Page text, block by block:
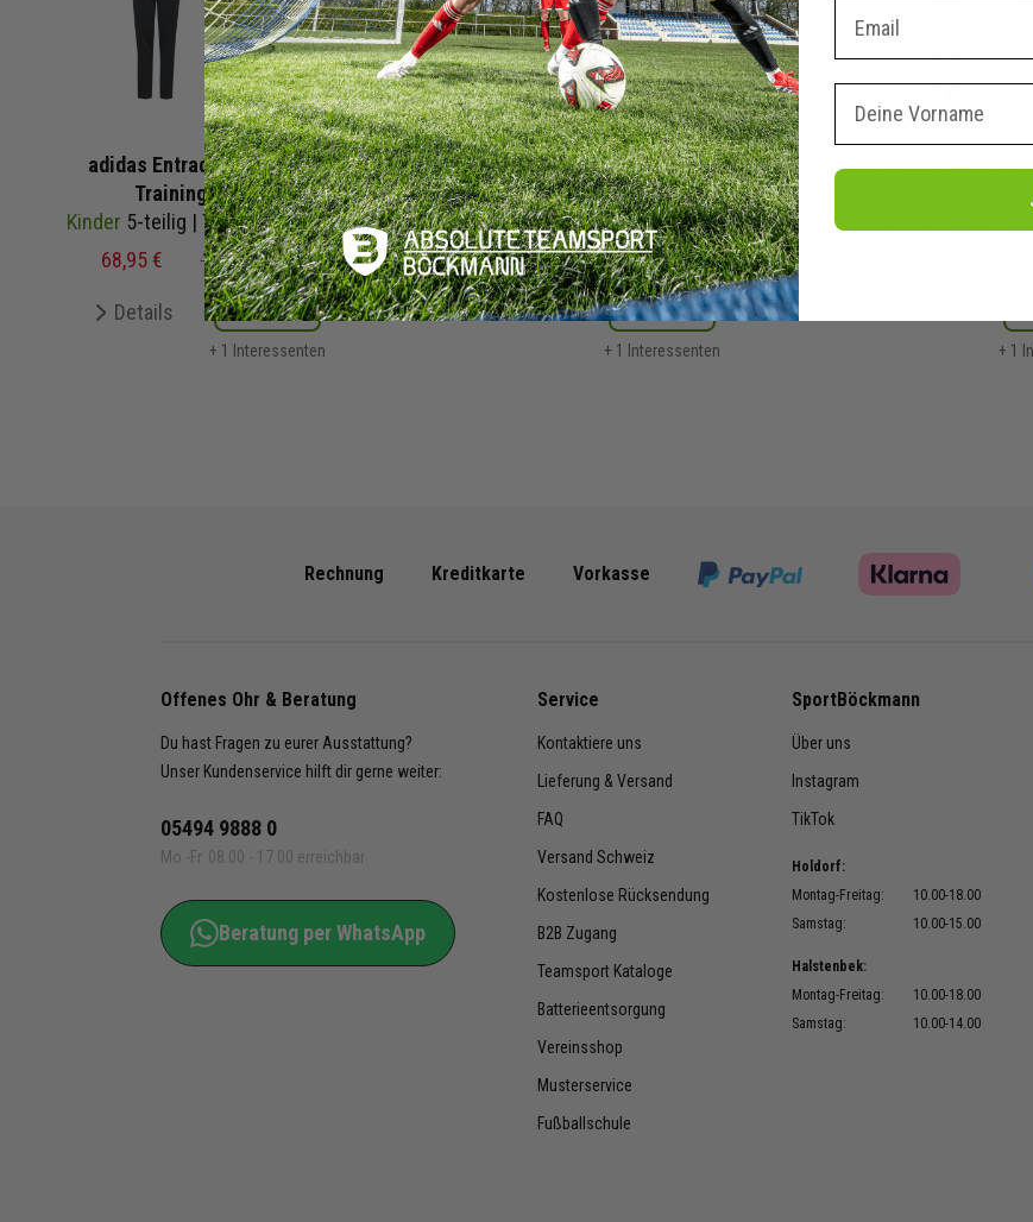
adidas Entrada 26 Fussball
Trainingstop Set
Kinder 5-teilig | Trainingstop Trainingshose Trikot Shorts Sockenstutzen | Fußball Komplettset
68,95 €
115,00 €UVP
Details Merken
+ 1 Interessenten
Hummel Essential Fussball
Trainingstop Set
Kinder5-teilig | Trainingstop Trainingshose Fussball Trikot Shorts Sockenstutzen | Fußball Komplettset
61,65 €
102,75 €UVP
Details Merken
+ 1 Interessenten
adidas Squadra
+ 1
Rechnung Kreditkarte Vorkasse
Offenes Ohr & Beratung
Du hast Fragen zu eurer Ausstattung?
Unser Kundenservice hilft dir gerne weiter:
05494 9888 0
Mo.-Fr. 08.00 - 17.00 erreichbar
Beratung per WhatsApp
Service
Kontaktiere uns
Lieferung & Versand
FAQ
Versand Schweiz
Kostenlose Rücksendung
B2B Zugang
Teamsport Kataloge
Batterieentsorgung
Vereinsshop
Musterservice
Fußballschule
SportBöckmann
Über uns
Instagram
TikTok
Holdorf:
Montag-Freitag:
10.00-18.00
Samstag:
10.00-15.00
Halstenbek:
Montag-Freitag:
10.00-18.00
Samstag:
10.00-14.00